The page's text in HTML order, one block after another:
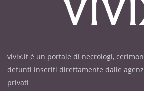
vivix.it è un portale di necrologi,
defunti inseriti direttamente dalle
privati